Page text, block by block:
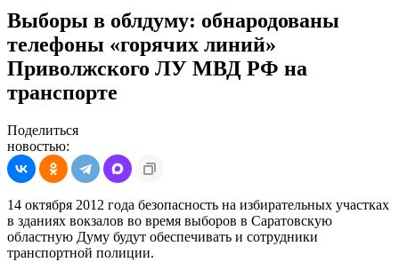
Выборы в облдуму: обнародованы
телефоны «горячих линий»
Приволжского ЛУ МВД РФ на
транспорте
Поделиться
новостью:
14 октября 2012 года безопасность на избирательных участках
в зданиях вокзалов во время выборов в Саратовскую
областную Думу будут обеспечивать и сотрудники
транспортной полиции.